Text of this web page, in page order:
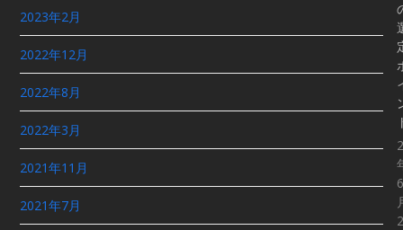
2023年2月
2022年12月
2022年8月
2022年3月
2021年11月
2021年7月
6